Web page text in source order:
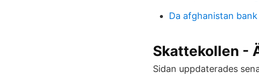
Da afghanistan bank
Skattekollen -
Sidan uppdaterades